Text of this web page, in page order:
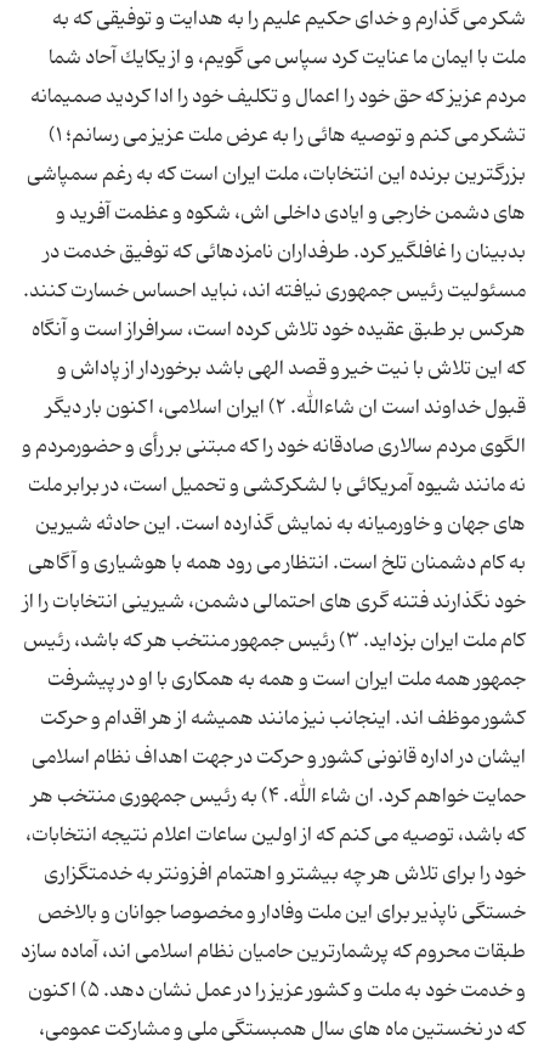
شكر می گذارم و خدای حكیم علیم را به هدایت و توفیقی كه به
ملت با ایمان ما عنایت كرد سپاس می گویم، و از یكایك آحاد شما
مردم عزیز كه حق خود را اعمال و تكلیف خود را ادا كردید صمیمانه
تشكر می كنم و توصیه هائی را به عرض ملت عزیز می رسانم؛ ۱)
بزرگترین برنده این انتخابات، ملت ایران است كه به رغم سمپاشی
های دشمن خارجی و ایادی داخلی اش، شكوه و عظمت آفرید و
بدبینان را غافلگیر كرد. طرفداران نامزدهائی كه توفیق خدمت در
مسئولیت رئیس جمهوری نیافته اند، نباید احساس خسارت كنند.
هركس بر طبق عقیده خود تلاش كرده است، سرافراز است و آنگاه
كه این تلاش با نیت خیر و قصد الهی باشد برخوردار از پاداش و
قبول خداوند است ان شاءالله. ۲) ایران اسلامی، اكنون بار دیگر
الگوی مردم سالاری صادقانه خود را كه مبتنی بر رأی و حضورمردم و
نه مانند شیوه آمریكائی با لشكركشی و تحمیل است، در برابر ملت
های جهان و خاورمیانه به نمایش گذارده است. این حادثه شیرین
به كام دشمنان تلخ است. انتظار می رود همه با هوشیاری و آگاهی
خود نگذارند فتنه گری های احتمالی دشمن، شیرینی انتخابات را از
كام ملت ایران بزداید. ۳) رئیس جمهور منتخب هر كه باشد، رئیس
جمهور همه ملت ایران است و همه به همكاری با او در پیشرفت
كشور موظف اند. اینجانب نیز مانند همیشه از هر اقدام و حركت
ایشان در اداره قانونی كشور و حركت در جهت اهداف نظام اسلامی
حمایت خواهم كرد. ان شاء الله. ۴) به رئیس جمهوری منتخب هر
كه باشد، توصیه می كنم كه از اولین ساعات اعلام نتیجه انتخابات،
خود را برای تلاش هر چه بیشتر و اهتمام افزونتر به خدمتگزاری
خستگی ناپذیر برای این ملت وفادار و مخصوصا جوانان و بالاخص
طبقات محروم كه پرشمارترین حامیان نظام اسلامی اند، آماده سازد
و خدمت خود به ملت و كشور عزیز را در عمل نشان دهد. ۵) اكنون
كه در نخستین ماه های سال همبستگی ملی و مشاركت عمومی،